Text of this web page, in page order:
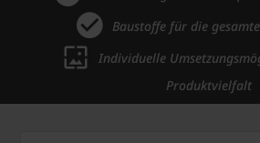
Baustoffe für die
Individuelle
Produktvielfalt